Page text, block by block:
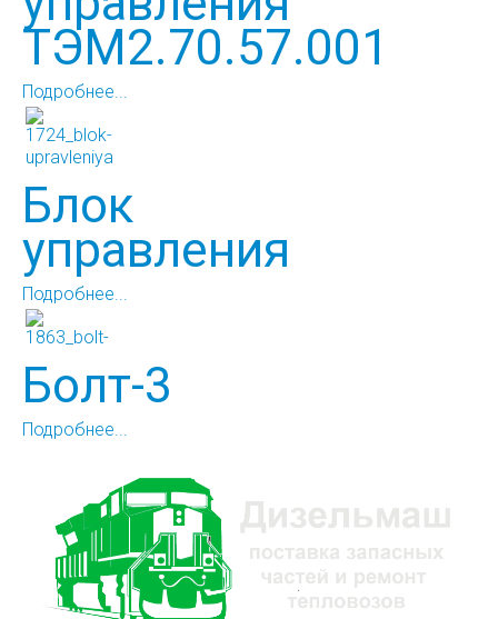
ТЭМ2.70.57.001
Подробнее...
Блок
управления
Подробнее...
Болт-3
Подробнее...